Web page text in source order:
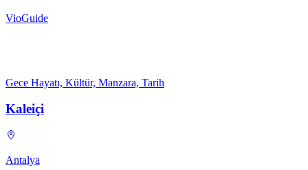
VioGuide
Gece Hayatı, Kültür, Manzara, Tarih
Kaleiçi
Antalya